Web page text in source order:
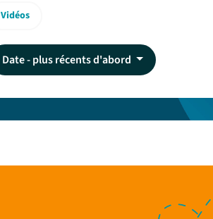
Vidéos
Date - plus récents d'abord